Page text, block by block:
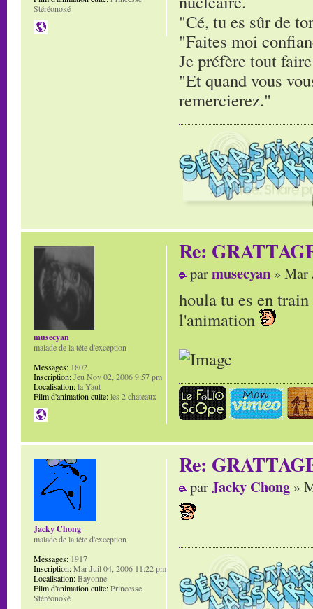
"Cé, tu es sûr de
"Faites moi
Je préfère tout
"Et quand vous
remercierez."
Stéréonoké
Re:
parmusecyan » Mar
houla tu es en
l'animation
musecyan
malade de la tête d'exception
Messages: 1802
Inscription:Jeu Nov 02, 2006 9:57 pm
Localisation:la Yaut
Film d'animation culte:les 2 chateaux
Re:
parJacky Chong »
Jacky Chong
malade de la tête d'exception
Messages: 1917
Inscription:Mar Juil 04, 2006 11:22 pm
Localisation:Bayonne
Film d'animation culte:Princesse
Stéréonoké